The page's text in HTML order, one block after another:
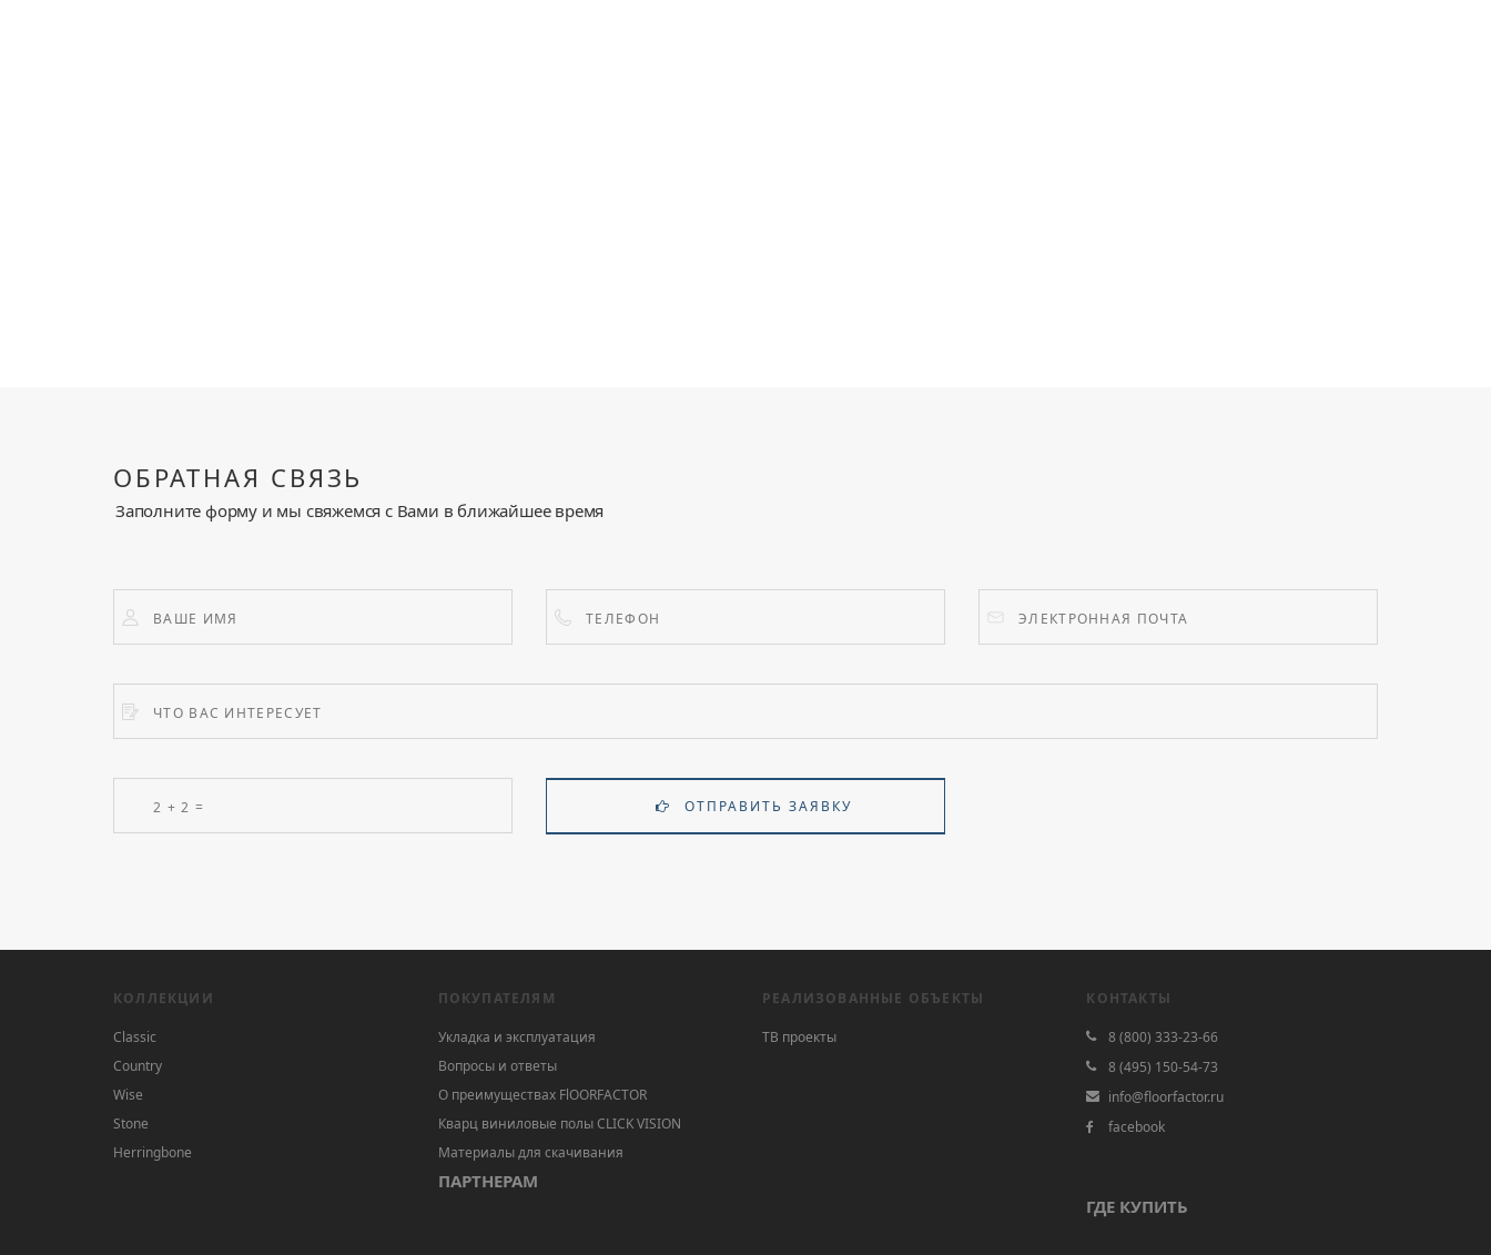
ОБРАТНАЯ СВЯЗЬ
Заполните форму и мы свяжемся с Вами в ближайшее время
ОТПРАВИТЬ ЗАЯВКУ
КОЛЛЕКЦИИ
Classic
Country
Wise
Stone
Herringbone
ПОКУПАТЕЛЯМ
Укладка и эксплуатация
Вопросы и ответы
О преимуществах FlOORFACTOR
Кварц виниловые полы CLICK VISION
Материалы для скачивания
ПАРТНЕРАМ
РЕАЛИЗОВАННЫЕ ОБЪЕКТЫ
ТВ проекты
КОНТАКТЫ
8 (800) 333-23-66
8 (495) 150-54-73
info@floorfactor.ru
facebook
ГДЕ КУПИТЬ